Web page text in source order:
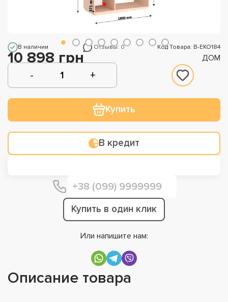
В наличии Отзывы: 0 Код Товара: В-ЕКО184
10 898 грн ДОМ
Купить
В кредит
Купить в один клик
Или напишите нам:
Описание товара